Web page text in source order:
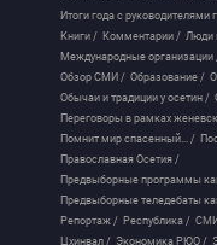
Итоги года с
Книги / Комментарии / Люди
Международные организации
Обзор СМИ / Образование /
Обычаи и традиции у осетин /
Переговоры в рамках
Помнит мир спасенный... /
Православная Осетия /
Предвыборные программы
Предвыборные теледебаты
Репортаж / Республика / СМИ
Цхинвал / Экономика РЮО /